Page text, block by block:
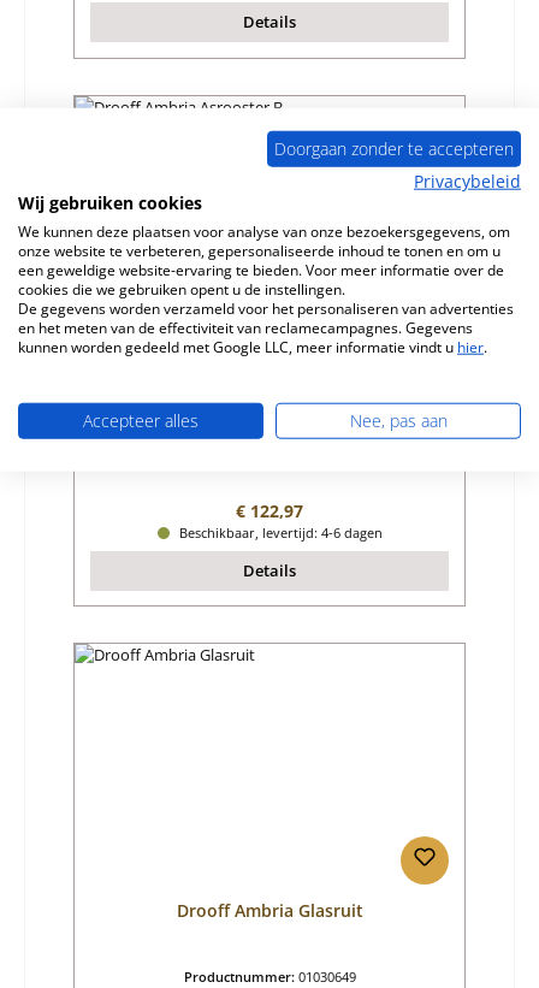
Details
Drooff Ambria Asrooster B
Productnummer:
01030587
Normale prijs:
€ 122,97
Beschikbaar, levertijd: 4-6 dagen
Details
Drooff Ambria Glasruit
Productnummer: 01030649
Doorgaan zonder te accepteren
Privacybeleid
Wij gebruiken cookies
We kunnen deze plaatsen voor analyse van onze bezoekersgegevens, om
onze website te verbeteren, gepersonaliseerde inhoud te tonen en om u
een geweldige website-ervaring te bieden. Voor meer informatie over de
cookies die we gebruiken opent u de instellingen.
De gegevens worden verzameld voor het personaliseren van advertenties
en het meten van de effectiviteit van reclamecampagnes. Gegevens
kunnen worden gedeeld met Google LLC, meer informatie vindt u hier.
Accepteer alles Nee, pas aan